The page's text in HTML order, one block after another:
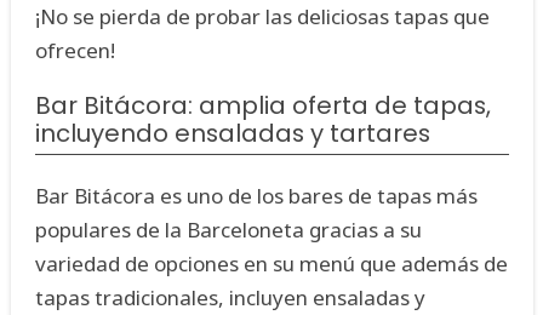
¡No se pierda de probar las deliciosas tapas que
ofrecen!
Bar Bitácora: amplia oferta de tapas,
incluyendo ensaladas y tartares
Bar Bitácora es uno de los bares de tapas más
populares de la Barceloneta gracias a su
variedad de opciones en su menú que además de
tapas tradicionales, incluyen ensaladas y